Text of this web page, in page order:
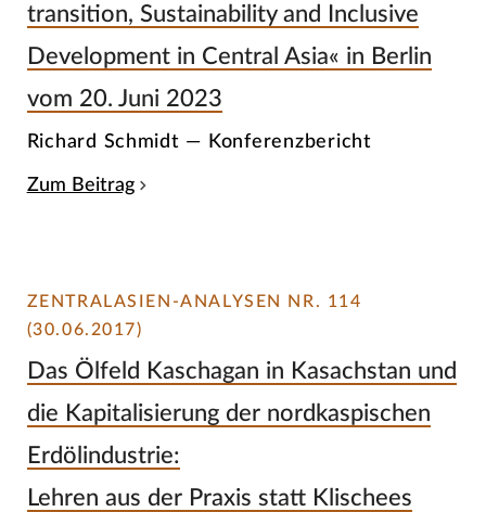
transition, Sustainability and Inclusive
Development in Central Asia« in Berlin
vom 20. Juni 2023
Richard Schmidt — Konferenzbericht
Zum Beitrag
ZENTRALASIEN-ANALYSEN NR. 114
(30.06.2017)
Das Ölfeld Kaschagan in Kasachstan und
die Kapitalisierung der nordkaspischen
Erdölindustrie:
Lehren aus der Praxis statt Klischees